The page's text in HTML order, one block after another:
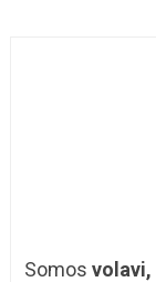
Somosvolavi,